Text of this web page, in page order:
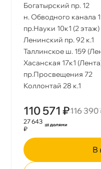
Богатырский пр. 12
н. Обводного канала
пр.Науки 10к1 (2 этаж)
Ленинский пр. 92 к.1
Таллинское ш. 159
Хасанская 17к1
пр.Просвещения 72
Коллонтай 28 к.1
110 571 ₽116 390
27 643
₽